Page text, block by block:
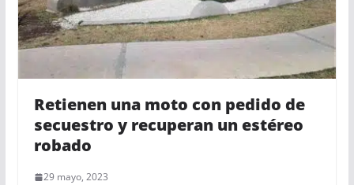
Retienen una moto con pedido de
secuestro y recuperan un estéreo
robado
29 mayo, 2023